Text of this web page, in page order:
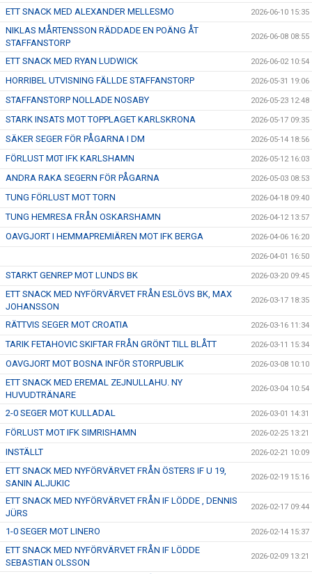
ETT SNACK MED ALEXANDER MELLESMO 2026-06-10 15:35
NIKLAS MÅRTENSSON RÄDDADE EN POÄNG ÅT
STAFFANSTORP
2026-06-08 08:55
ETT SNACK MED RYAN LUDWICK 2026-06-02 10:54
HORRIBEL UTVISNING FÄLLDE STAFFANSTORP 2026-05-31 19:06
STAFFANSTORP NOLLADE NOSABY 2026-05-23 12:48
STARK INSATS MOT TOPPLAGET KARLSKRONA 2026-05-17 09:35
SÄKER SEGER FÖR PÅGARNA I DM 2026-05-14 18:56
FÖRLUST M0T IFK KARLSHAMN 2026-05-12 16:03
ANDRA RAKA SEGERN FÖR PÅGARNA 2026-05-03 08:53
TUNG FÖRLUST MOT TORN 2026-04-18 09:40
TUNG HEMRESA FRÅN OSKARSHAMN 2026-04-12 13:57
OAVGJORT I HEMMAPREMIÄREN MOT IFK BERGA 2026-04-06 16:20
2026-04-01 16:50
STARKT GENREP MOT LUNDS BK 2026-03-20 09:45
ETT SNACK MED NYFÖRVÄRVET FRÅN ESLÖVS BK, MAX
JOHANSSON
2026-03-17 18:35
RÄTTVIS SEGER MOT CROATIA 2026-03-16 11:34
TARIK FETAHOVIC SKIFTAR FRÅN GRÖNT TILL BLÅTT 2026-03-11 15:34
OAVGJORT MOT BOSNA INFÖR STORPUBLIK 2026-03-08 10:10
ETT SNACK MED EREMAL ZEJNULLAHU. NY
HUVUDTRÄNARE
2026-03-04 10:54
2-0 SEGER MOT KULLADAL 2026-03-01 14:31
FÖRLUST MOT IFK SIMRISHAMN 2026-02-25 13:21
INSTÄLLT 2026-02-21 10:09
ETT SNACK MED NYFÖRVÄRVET FRÅN ÖSTERS IF U 19,
SANIN ALJUKIC
2026-02-19 15:16
ETT SNACK MED NYFÖRVÄRVET FRÅN IF LÖDDE , DENNIS
JÜRS
2026-02-17 09:44
1-0 SEGER MOT LINERO 2026-02-14 15:37
ETT SNACK MED NYFÖRVÄRVET FRÅN IF LÖDDE
SEBASTIAN OLSSON
2026-02-09 13:21